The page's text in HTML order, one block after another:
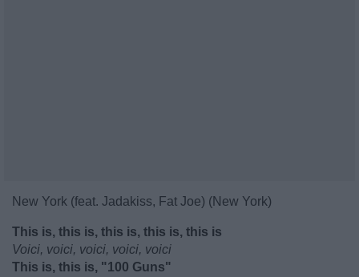
New York (feat. Jadakiss, Fat Joe) (New York)
This is, this is, this is, this is, this is
Voici, voici, voici, voici, voici
This is, this is, "100 Guns"